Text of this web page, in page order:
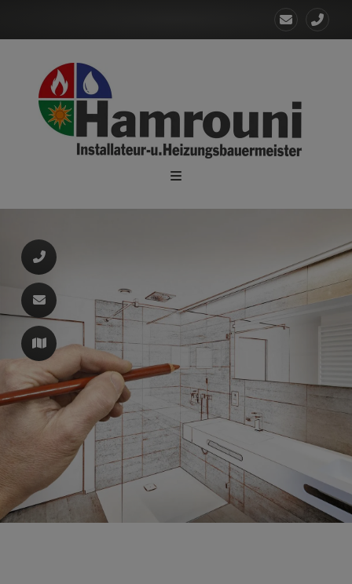
schließen
schließen